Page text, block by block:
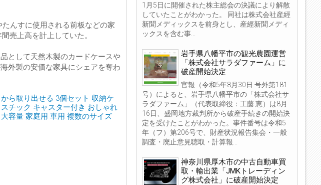
んすに使用される前板などの家
売上高を計上していた。
として天然木製のカードケースや
外製の安価な家具にシェアを奪わ
ら取り出せる 3個セット 収納ケ
チック キャスター付き おしゃれ
容量 家庭用 車用 複数のサイズ
1月5日に開催された株主総会の決議により解散
していたことがわかった。 同社は株式会社産經
新聞メディックスを前身とし、産經新聞メディ
ックスを含む事...
岩手県八幡平市の観光農園運営
「株式会社サラダファーム」に
破産開始決定
官報（令和5年8月30日 号外第181
号）によると、岩手県八幡平市の「株式会社サ
ラダファーム」（代表取締役：工藤 恵）は8月
16日、盛岡地方裁判所から破産手続きの開始決
定を受けたことがわかった。事件番号は令和5
年（フ）第206号で、財産状況報告集会・一般
調査・廃止意見聴取・計算報...
神奈川県厚木市の中古自動車買
取・輸出業「JMKトレーディン
グ株式会社」に破産開始決定